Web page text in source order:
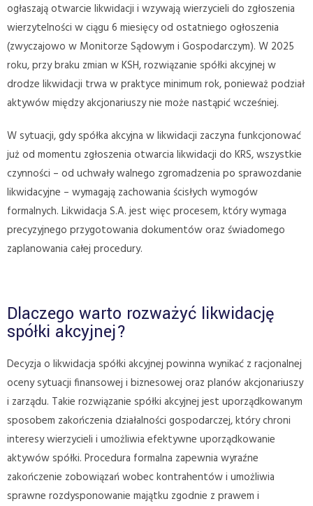
ogłaszają otwarcie likwidacji i wzywają wierzycieli do zgłoszenia
wierzytelności w ciągu 6 miesięcy od ostatniego ogłoszenia
(zwyczajowo w Monitorze Sądowym i Gospodarczym). W 2025
roku, przy braku zmian w KSH, rozwiązanie spółki akcyjnej w
drodze likwidacji trwa w praktyce minimum rok, ponieważ podział
aktywów między akcjonariuszy nie może nastąpić wcześniej.
W sytuacji, gdy spółka akcyjna w likwidacji zaczyna funkcjonować
już od momentu zgłoszenia otwarcia likwidacji do KRS, wszystkie
czynności – od uchwały walnego zgromadzenia po sprawozdanie
likwidacyjne – wymagają zachowania ścisłych wymogów
formalnych. Likwidacja S.A. jest więc procesem, który wymaga
precyzyjnego przygotowania dokumentów oraz świadomego
zaplanowania całej procedury.
Dlaczego warto rozważyć likwidację
spółki akcyjnej?
Decyzja o likwidacja spółki akcyjnej powinna wynikać z racjonalnej
oceny sytuacji finansowej i biznesowej oraz planów akcjonariuszy
i zarządu. Takie rozwiązanie spółki akcyjnej jest uporządkowanym
sposobem zakończenia działalności gospodarczej, który chroni
interesy wierzycieli i umożliwia efektywne uporządkowanie
aktywów spółki. Procedura formalna zapewnia wyraźne
zakończenie zobowiązań wobec kontrahentów i umożliwia
sprawne rozdysponowanie majątku zgodnie z prawem i